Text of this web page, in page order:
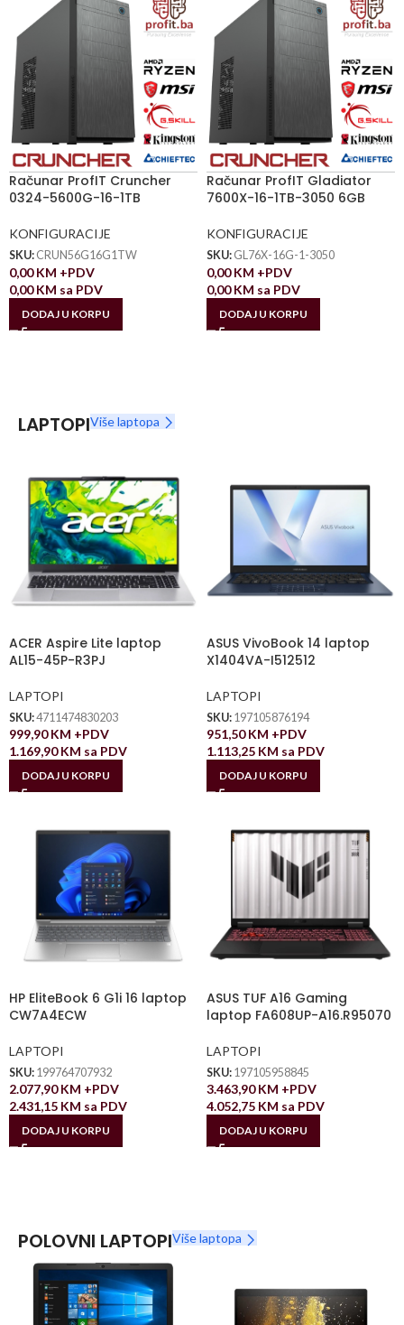
Računar ProfIT Cruncher
0324-5600G-16-1TB
KONFIGURACIJE
SKU: CRUN56G16G1TW
0,00KM +PDV
0,00KM sa PDV
DODAJ U KORPU
Računar ProfIT Gladiator
7600X-16-1TB-3050 6GB
KONFIGURACIJE
SKU: GL76X-16G-1-3050
0,00KM +PDV
0,00KM sa PDV
DODAJ U KORPU
LAPTOPIViše laptopa
ACER Aspire Lite laptop
AL15-45P-R3PJ
LAPTOPI
SKU:4711474830203
999,90KM +PDV
1.169,90KM sa PDV
DODAJ U KORPU
ASUS VivoBook 14 laptop
X1404VA-I512512
LAPTOPI
SKU: 197105876194
951,50KM +PDV
1.113,25 KM sa PDV
DODAJ U KORPU
HP EliteBook 6 G1i 16 laptop
CW7A4ECW
LAPTOPI
SKU: 199764707932
2.077,90KM +PDV
2.431,15 KM sa PDV
DODAJ U KORPU
ASUS TUF A16 Gaming
laptop FA608UP-A16.R95070
LAPTOPI
SKU: 197105958845
3.463,90KM +PDV
4.052,75 KM sa PDV
DODAJ U KORPU
POLOVNI LAPTOPIViše laptopa